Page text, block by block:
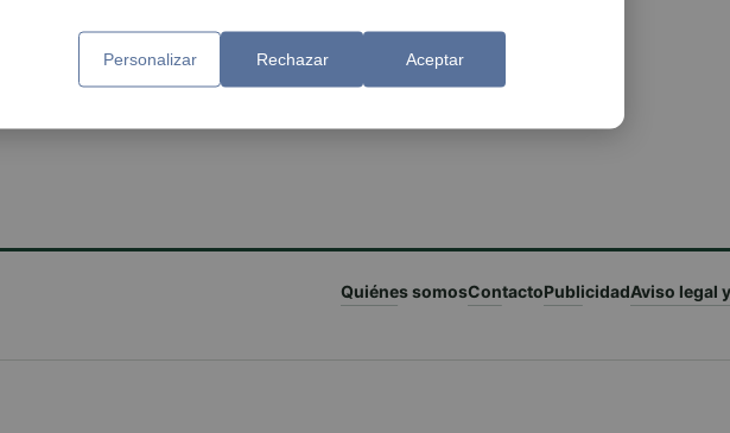
Quiénes somosContactoPublicidadAviso legal
Personalizar Rechazar Aceptar